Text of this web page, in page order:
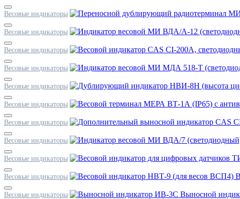
Весовые индикаторы
Весовые индикаторы
Весовые индикаторы
Весовые индикаторы
Весовые индикаторы
Весовые индикаторы
Весовые индикаторы
Весовые индикаторы
Весовые индикаторы
Весовые индикаторы
Весовые индикаторы Выносной